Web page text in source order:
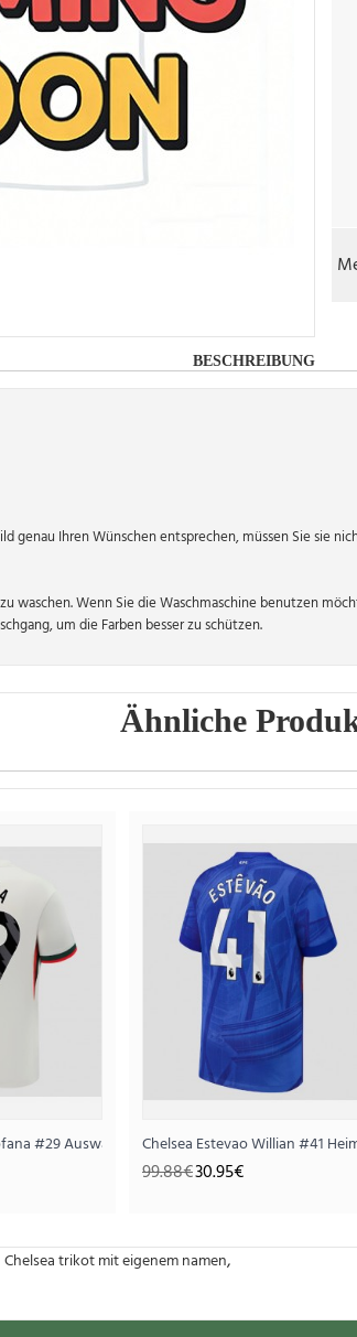
BESCHREIBUNG
genau Ihren Wünschen entsprechen, müssen Sie sie
waschen. Wenn Sie die Waschmaschine benutzen
um die Farben besser zu schützen.
Ähnliche
Langarm
#29 Auswärtstrikot 2025-26 Kurzarm
Chelsea Estevao Willian #41
99.88€30.95€
Chelsea trikot mit eigenem namen,